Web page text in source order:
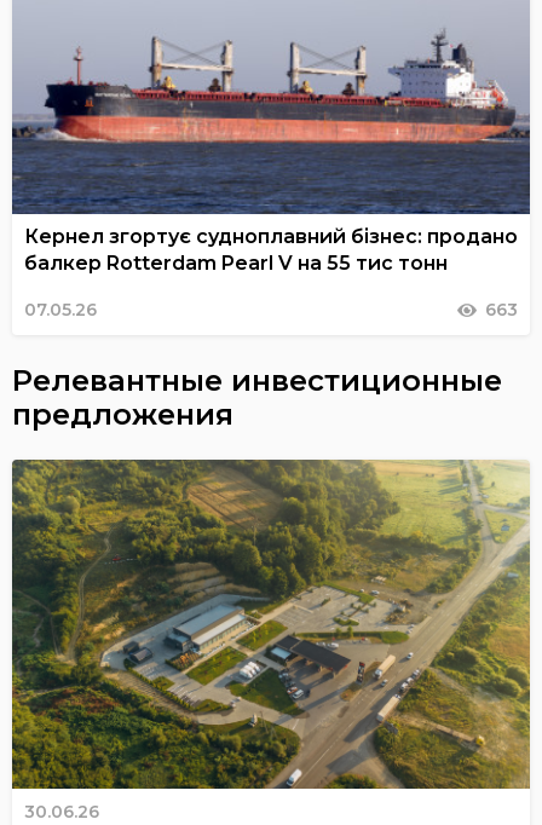
Кернел згортує судноплавний бізнес: продано
балкер Rotterdam Pearl V на 55 тис тонн
07.05.26 663
Релевантные инвестиционные
предложения
30.06.26